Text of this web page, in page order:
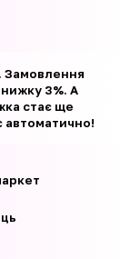
Замовлення
3%. А
стає ще
автоматично!